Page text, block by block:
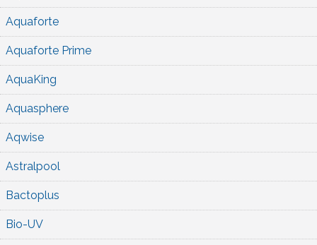
Aquaforte
Aquaforte Prime
AquaKing
Aquasphere
Aqwise
Astralpool
Bactoplus
Bio-UV